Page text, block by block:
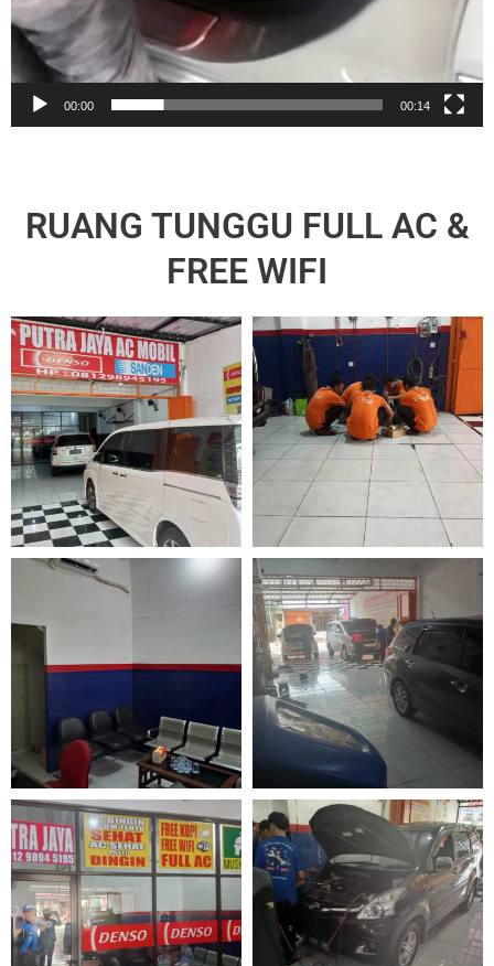
00:00 00:14
RUANG TUNGGU FULL AC &
FREE WIFI